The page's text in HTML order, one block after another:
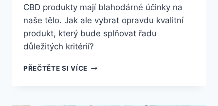
CBD produkty mají blahodárné účinky na
naše tělo. Jak ale vybrat opravdu kvalitní
produkt, který bude splňovat řadu
důležitých kritérií?
PŘEČTĚTE SI VÍCEJAK